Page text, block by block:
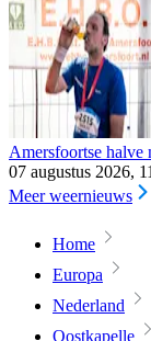
Amersfoortse halve
07 augustus 2026,
Meer weernieuws
Home
Europa
Nederland
Oostkapelle